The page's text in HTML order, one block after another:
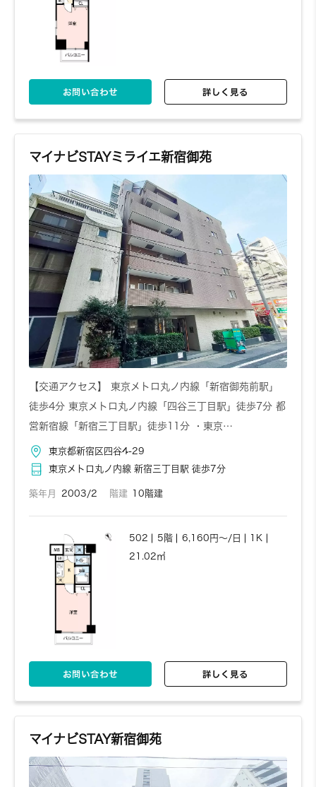
お問い合わせ 詳しく見る
マイナビSTAYミライエ新宿御苑
【交通アクセス】 東京メトロ丸ノ内線「新宿御苑前駅」
徒歩4分 東京メトロ丸ノ内線「四谷三丁目駅」徒歩7分 都
営新宿線「新宿三丁目駅」徒歩11分 ・東京…
東京都新宿区四谷4-29
東京メトロ丸ノ内線 新宿三丁目駅 徒歩7分
築年月 2003/2 階建 10階建
502 5階 6,160円～/日
1K
21.02㎡
お問い合わせ 詳しく見る
マイナビSTAY新宿御苑